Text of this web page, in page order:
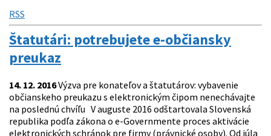
RSS
Štatutári: potrebujete e-občiansky
preukaz
14. 12. 2016Výzva pre konateľov a štatutárov: vybavenie
občianskeho preukazu s elektronickým čipom nenechávajte
na poslednú chvíľu V auguste 2016 odštartovala Slovenská
republika podľa zákona o e-Governmente proces aktivácie
elektronických schránok pre firmy (právnické osoby). Od júla